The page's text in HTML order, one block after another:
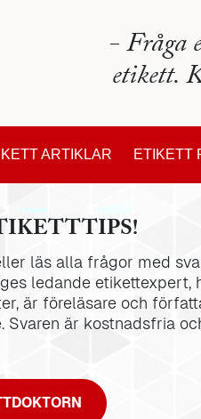
- Fråga
etikett.
ARTIKLAR ETIKETT
läs alla frågor med
ledande etikettexpert,
är föreläsare och
är kostnadsfria